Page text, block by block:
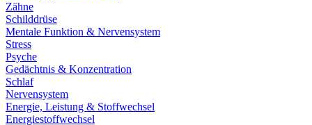
Zähne
Schilddrüse
Mentale Funktion & Nervensystem
Stress
Psyche
Gedächtnis & Konzentration
Schlaf
Nervensystem
Energie, Leistung & Stoffwechsel
Energiestoffwechsel